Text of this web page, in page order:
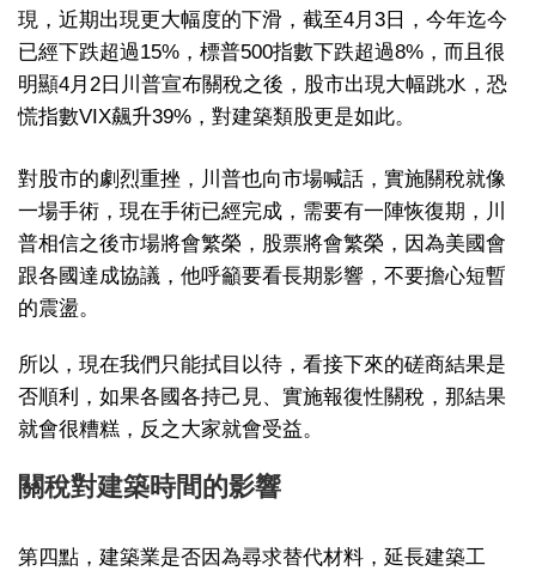
現，近期出現更大幅度的下滑，截至4月3日，今年迄今
已經下跌超過15%，標普500指數下跌超過8%，而且很
明顯4月2日川普宣布關稅之後，股市出現大幅跳水，恐
慌指數VIX飆升39%，對建築類股更是如此。
對股市的劇烈重挫，川普也向市場喊話，實施關稅就像
一場手術，現在手術已經完成，需要有一陣恢復期，川
普相信之後市場將會繁榮，股票將會繁榮，因為美國會
跟各國達成協議，他呼籲要看長期影響，不要擔心短暫
的震盪。
所以，現在我們只能拭目以待，看接下來的磋商結果是
否順利，如果各國各持己見、實施報復性關稅，那結果
就會很糟糕，反之大家就會受益。
關稅對建築時間的影響
第四點，建築業是否因為尋求替代材料，延長建築工